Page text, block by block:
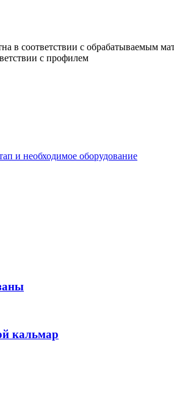
в соответствии с обрабатываемым
с профилем
и необходимое оборудование
кальмар